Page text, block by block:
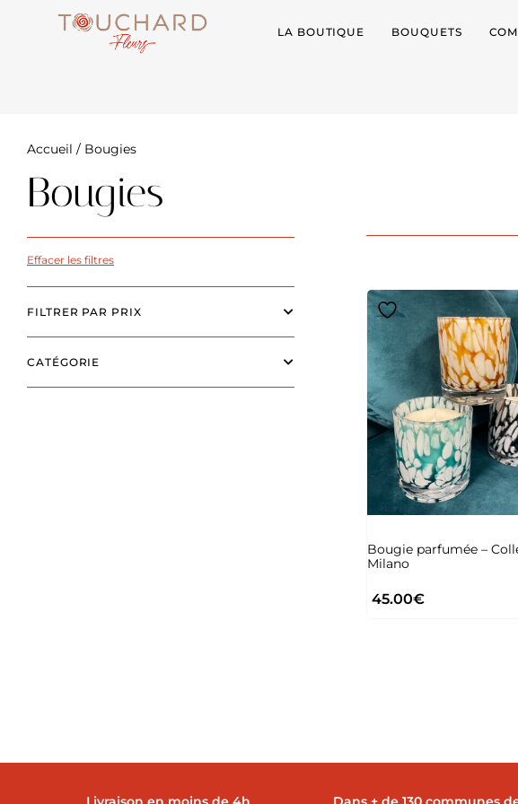
LA BOUTIQUE BOUQUETS
Accueil / Bougies
Bougies
Effacer les filtres
FILTRER PAR PRIX
CATÉGORIE
Bougie parfumée –
Milano
45.00€